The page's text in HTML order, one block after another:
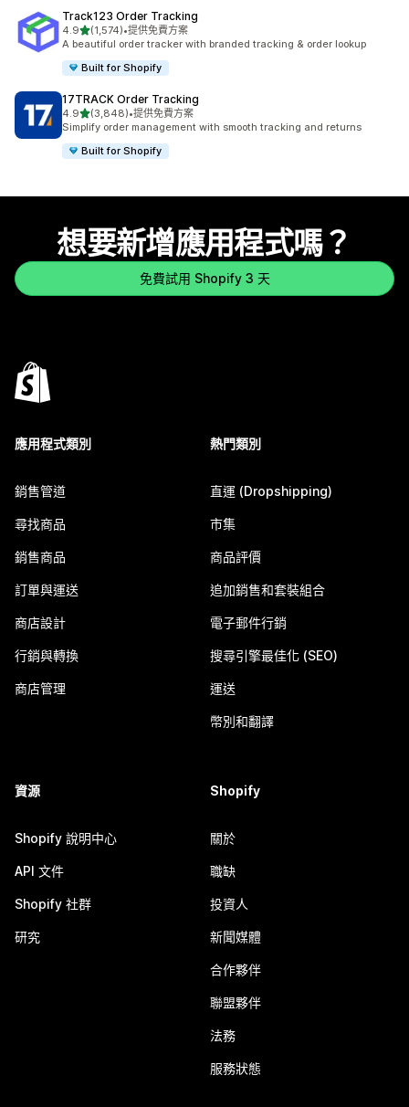
Track123 Order Tracking
4.9滿分 5 顆星
(1,574)
共有 1574 則評價
•提供免費方案
A beautiful order tracker with branded tracking & order lookup
Built for Shopify
17TRACK Order Tracking
4.9滿分 5 顆星
(3,848)
共有 3848 則評價
•提供免費方案
Simplify order management with smooth tracking and returns
Built for Shopify
想要新增應用程式嗎？
免費試用 Shopify 3 天
應用程式類別
銷售管道
尋找商品
銷售商品
訂單與運送
商店設計
行銷與轉換
商店管理
熱門類別
直運 (Dropshipping)
市集
商品評價
追加銷售和套裝組合
電子郵件行銷
搜尋引擎最佳化 (SEO)
運送
幣別和翻譯
資源
Shopify 說明中心
API 文件
Shopify 社群
研究
Shopify
關於
職缺
投資人
新聞媒體
合作夥伴
聯盟夥伴
法務
服務狀態